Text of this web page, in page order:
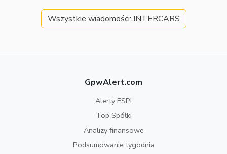
Wszystkie wiadomości: INTERCARS
GpwAlert.com
Alerty ESPI
Top Spółki
Analizy finansowe
Podsumowanie tygodnia